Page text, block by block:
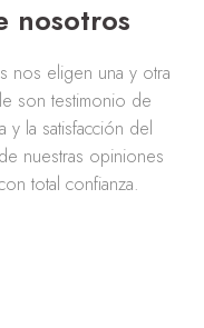
nosotros
nos eligen una y otra
son testimonio de
y la satisfacción del
nuestras opiniones
total confianza.